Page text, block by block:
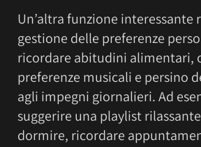
Un’altra funzione interessante
gestione delle preferenze
ricordare abitudini alimentari,
preferenze musicali e persino
agli impegni giornalieri. Ad
suggerire una playlist
dormire, ricordare